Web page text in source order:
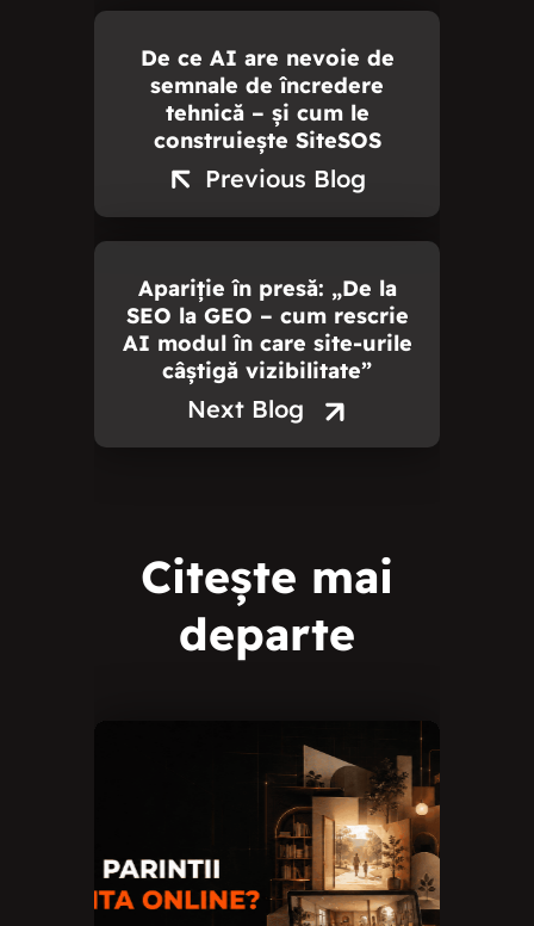
De ce AI are nevoie de
semnale de încredere
tehnică – și cum le
construiește SiteSOS
Previous Blog
Apariție în presă: „De la
SEO la GEO – cum rescrie
AI modul în care site-urile
câștigă vizibilitate”
Next Blog
Citește mai
departe